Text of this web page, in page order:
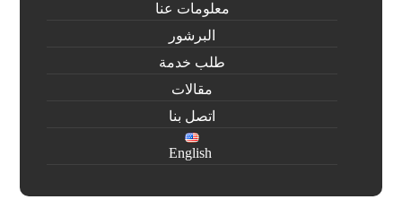
معلومات عنا
البرشور
طلب خدمة
مقالات
اتصل بنا
English